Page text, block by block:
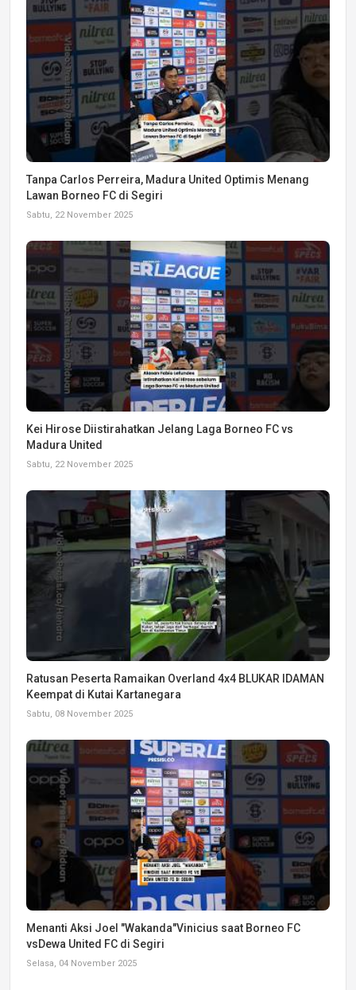
Tanpa Carlos Perreira, Madura United Optimis Menang
Lawan Borneo FC di Segiri
Sabtu, 22 November 2025
Kei Hirose Diistirahatkan Jelang Laga Borneo FC vs
Madura United
Sabtu, 22 November 2025
Ratusan Peserta Ramaikan Overland 4x4 BLUKAR IDAMAN
Keempat di Kutai Kartanegara
Sabtu, 08 November 2025
Menanti Aksi Joel "Wakanda"Vinicius saat Borneo FC
vsDewa United FC di Segiri
Selasa, 04 November 2025